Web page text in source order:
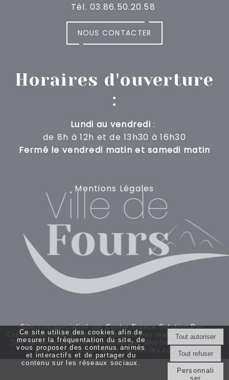
Tél. 03.86.50.20.58
NOUS CONTACTER
Horaires d'ouverture
:
Lundi au vendredi :
de 8h à 12h et de 13h30 à 16h30
Fermé le vendredi matin et samedi matin
Mentions Légales
Site commercialisé par Centre France Solution Pro-
Création et hébergement du site Internet réalisé par Net15
Site administrable CMS propulsé par WebSee
Générales d'Utilisation -Gérer les cookies
Ce site utilise des cookies afin de
mesurer la fréquentation du site, de
vous proposer des contenus animés
et interactifs et de partager du
contenu sur les réseaux sociaux.
Personnali
ser